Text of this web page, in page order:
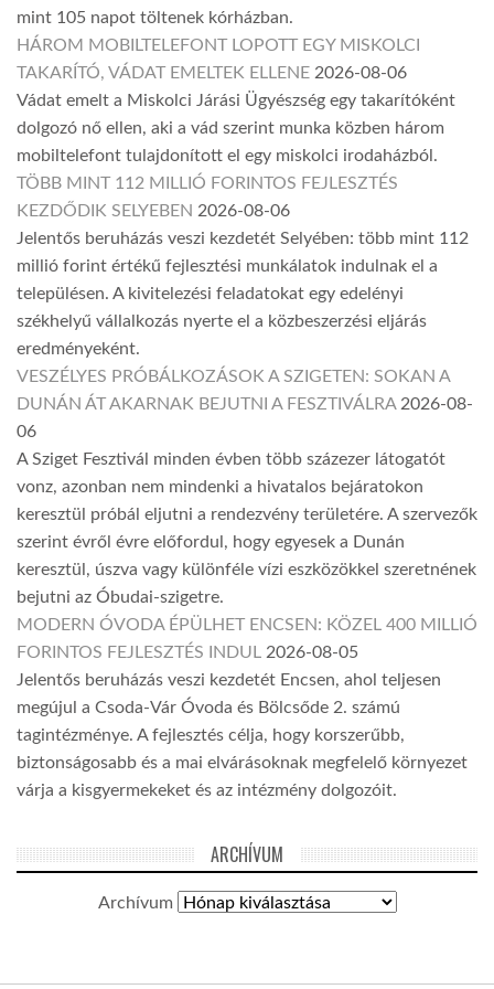
mint 105 napot töltenek kórházban.
HÁROM MOBILTELEFONT LOPOTT EGY MISKOLCI
TAKARÍTÓ, VÁDAT EMELTEK ELLENE 2026-08-06
Vádat emelt a Miskolci Járási Ügyészség egy takarítóként
dolgozó nő ellen, aki a vád szerint munka közben három
mobiltelefont tulajdonított el egy miskolci irodaházból.
TÖBB MINT 112 MILLIÓ FORINTOS FEJLESZTÉS
KEZDŐDIK SELYEBEN 2026-08-06
Jelentős beruházás veszi kezdetét Selyében: több mint 112
millió forint értékű fejlesztési munkálatok indulnak el a
településen. A kivitelezési feladatokat egy edelényi
székhelyű vállalkozás nyerte el a közbeszerzési eljárás
eredményeként.
VESZÉLYES PRÓBÁLKOZÁSOK A SZIGETEN: SOKAN A
DUNÁN ÁT AKARNAK BEJUTNI A FESZTIVÁLRA 2026-08-
06
A Sziget Fesztivál minden évben több százezer látogatót
vonz, azonban nem mindenki a hivatalos bejáratokon
keresztül próbál eljutni a rendezvény területére. A szervezők
szerint évről évre előfordul, hogy egyesek a Dunán
keresztül, úszva vagy különféle vízi eszközökkel szeretnének
bejutni az Óbudai-szigetre.
MODERN ÓVODA ÉPÜLHET ENCSEN: KÖZEL 400 MILLIÓ
FORINTOS FEJLESZTÉS INDUL 2026-08-05
Jelentős beruházás veszi kezdetét Encsen, ahol teljesen
megújul a Csoda-Vár Óvoda és Bölcsőde 2. számú
tagintézménye. A fejlesztés célja, hogy korszerűbb,
biztonságosabb és a mai elvárásoknak megfelelő környezet
várja a kisgyermekeket és az intézmény dolgozóit.
ARCHÍVUM
Archívum